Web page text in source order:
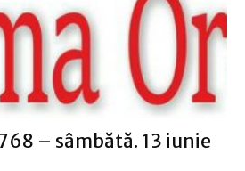
– sâmbătă. 13 iunie